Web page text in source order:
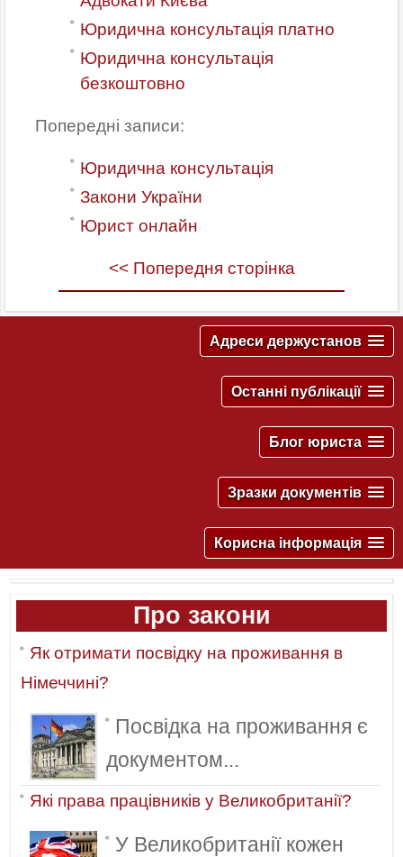
Юридична консультація платно
Юридична консультація
безкоштовно
Попередні записи:
Юридична консультація
Закони України
Юрист онлайн
<< Попередня сторінка
Адреси держустанов
Останні публікації
Блог юриста
Зразки документів
Корисна інформація
Про закони
Як отримати посвідку на проживання в
Німеччині?
Посвідка на проживання є
документом...
Які права працівників у Великобританії?
У Великобританії кожен